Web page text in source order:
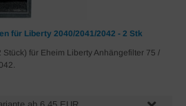
für Liberty 2040/2041/2042 - 2 Stk
für Eheim Liberty Anhängefilter 75 /